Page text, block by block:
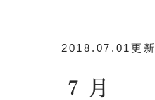
2018.07.01更新
７月